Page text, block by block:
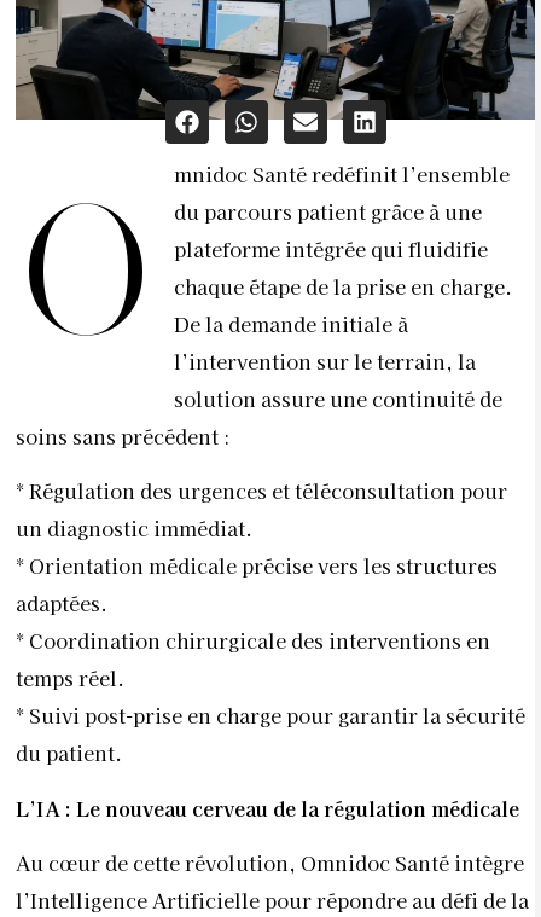
O
mnidoc Santé redéfinit l’ensemble
du parcours patient grâce à une
plateforme intégrée qui fluidifie
chaque étape de la prise en charge.
De la demande initiale à
l’intervention sur le terrain, la
solution assure une continuité de
soins sans précédent :
* Régulation des urgences et téléconsultation pour
un diagnostic immédiat.
* Orientation médicale précise vers les structures
adaptées.
* Coordination chirurgicale des interventions en
temps réel.
* Suivi post-prise en charge pour garantir la sécurité
du patient.
L’IA : Le nouveau cerveau de la régulation médicale
Au cœur de cette révolution, Omnidoc Santé intègre
l’Intelligence Artificielle pour répondre au défi de la